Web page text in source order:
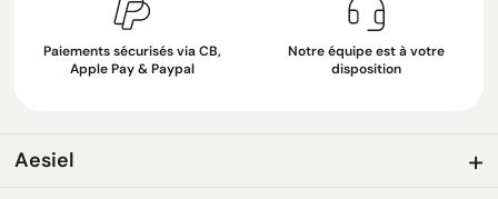
Paiements sécurisés via CB,
Apple Pay & Paypal
Notre équipe est à votre
disposition
Aesiel